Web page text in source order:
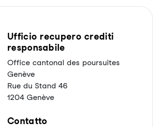
Ufficio recupero crediti
responsabile
Office cantonal des poursuites
Genève
Rue du Stand 46
1204 Genève
Contatto